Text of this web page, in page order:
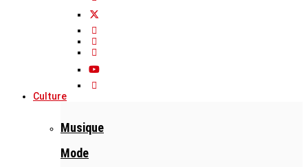
Culture
Musique
Mode